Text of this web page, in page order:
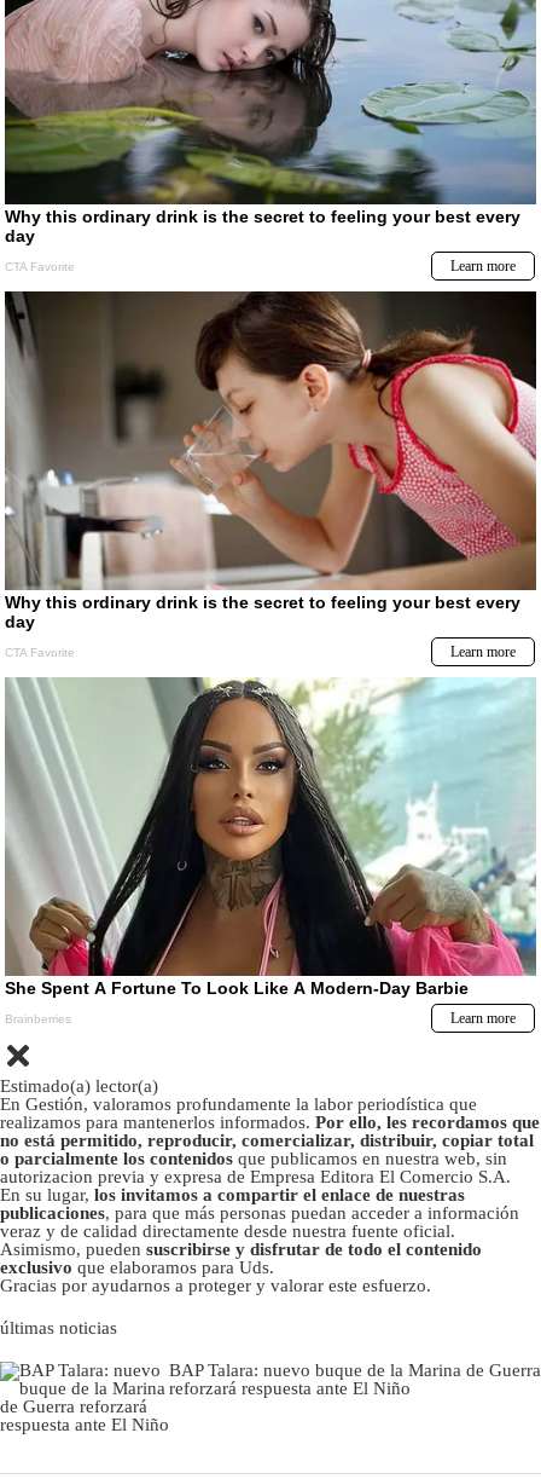
Estimado(a) lector(a)
En Gestión, valoramos profundamente la labor periodística que
realizamos para mantenerlos informados. Por ello, les recordamos que
no está permitido, reproducir, comercializar, distribuir, copiar total
o parcialmente los contenidos que publicamos en nuestra web, sin
autorizacion previa y expresa de Empresa Editora El Comercio S.A.
En su lugar, los invitamos a compartir el enlace de nuestras
publicaciones, para que más personas puedan acceder a información
veraz y de calidad directamente desde nuestra fuente oficial.
Asimismo, pueden suscribirse y disfrutar de todo el contenido
exclusivo que elaboramos para Uds.
Gracias por ayudarnos a proteger y valorar este esfuerzo.
últimas noticias
BAP Talara: nuevo buque de la Marina de Guerra
reforzará respuesta ante El Niño